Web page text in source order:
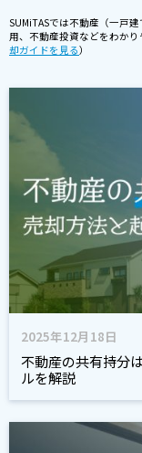
SUMiTASでは不動産（一戸
用、不動産投資などをわか
却ガイドを見る）
2025年12月18日
不動産の共有持分
ルを解説